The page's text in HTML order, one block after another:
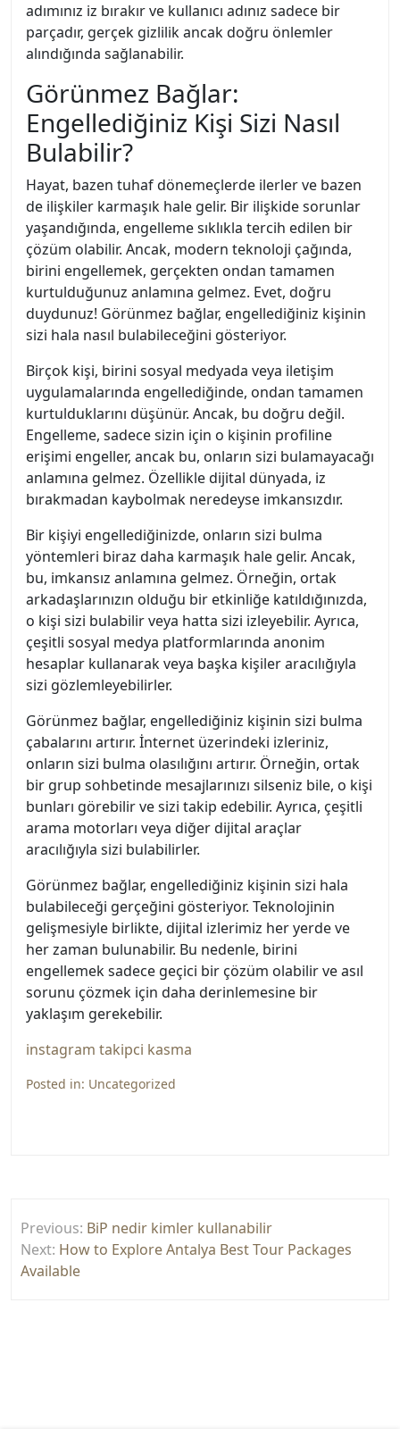
adımınız iz bırakır ve kullanıcı adınız sadece bir
parçadır, gerçek gizlilik ancak doğru önlemler
alındığında sağlanabilir.
Görünmez Bağlar:
Engellediğiniz Kişi Sizi Nasıl
Bulabilir?
Hayat, bazen tuhaf dönemeçlerde ilerler ve bazen
de ilişkiler karmaşık hale gelir. Bir ilişkide sorunlar
yaşandığında, engelleme sıklıkla tercih edilen bir
çözüm olabilir. Ancak, modern teknoloji çağında,
birini engellemek, gerçekten ondan tamamen
kurtulduğunuz anlamına gelmez. Evet, doğru
duydunuz! Görünmez bağlar, engellediğiniz kişinin
sizi hala nasıl bulabileceğini gösteriyor.
Birçok kişi, birini sosyal medyada veya iletişim
uygulamalarında engellediğinde, ondan tamamen
kurtulduklarını düşünür. Ancak, bu doğru değil.
Engelleme, sadece sizin için o kişinin profiline
erişimi engeller, ancak bu, onların sizi bulamayacağı
anlamına gelmez. Özellikle dijital dünyada, iz
bırakmadan kaybolmak neredeyse imkansızdır.
Bir kişiyi engellediğinizde, onların sizi bulma
yöntemleri biraz daha karmaşık hale gelir. Ancak,
bu, imkansız anlamına gelmez. Örneğin, ortak
arkadaşlarınızın olduğu bir etkinliğe katıldığınızda,
o kişi sizi bulabilir veya hatta sizi izleyebilir. Ayrıca,
çeşitli sosyal medya platformlarında anonim
hesaplar kullanarak veya başka kişiler aracılığıyla
sizi gözlemleyebilirler.
Görünmez bağlar, engellediğiniz kişinin sizi bulma
çabalarını artırır. İnternet üzerindeki izleriniz,
onların sizi bulma olasılığını artırır. Örneğin, ortak
bir grup sohbetinde mesajlarınızı silseniz bile, o kişi
bunları görebilir ve sizi takip edebilir. Ayrıca, çeşitli
arama motorları veya diğer dijital araçlar
aracılığıyla sizi bulabilirler.
Görünmez bağlar, engellediğiniz kişinin sizi hala
bulabileceği gerçeğini gösteriyor. Teknolojinin
gelişmesiyle birlikte, dijital izlerimiz her yerde ve
her zaman bulunabilir. Bu nedenle, birini
engellemek sadece geçici bir çözüm olabilir ve asıl
sorunu çözmek için daha derinlemesine bir
yaklaşım gerekebilir.
instagram takipci kasma
Posted in: Uncategorized
gezinmesi
Previous: BiP nedir kimler kullanabilir
Next: How to Explore Antalya Best Tour Packages
Available